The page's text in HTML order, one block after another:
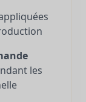
les